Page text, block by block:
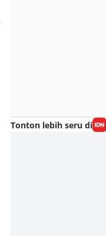
Tonton lebih seru di